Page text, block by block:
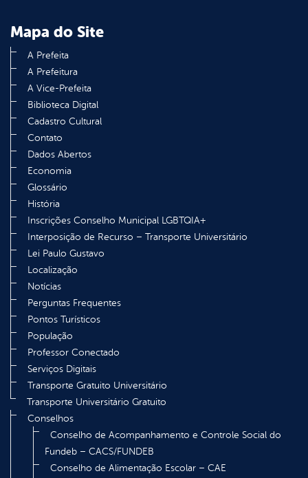
Mapa do Site
A Prefeita
A Prefeitura
A Vice-Prefeita
Biblioteca Digital
Cadastro Cultural
Contato
Dados Abertos
Economia
Glossário
História
Inscrições Conselho Municipal LGBTQIA+
Interposição de Recurso – Transporte Universitário
Lei Paulo Gustavo
Localização
Notícias
Perguntas Frequentes
Pontos Turísticos
População
Professor Conectado
Serviços Digitais
Transporte Gratuito Universitário
Transporte Universitário Gratuito
Conselhos
Conselho de Acompanhamento e Controle Social do
Fundeb – CACS/FUNDEB
Conselho de Alimentação Escolar – CAE